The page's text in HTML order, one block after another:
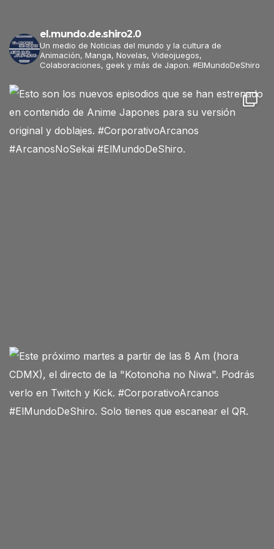
el.mundo.de.shiro2.0
Un medio de Noticias del mundo y la cultura de
Animación, Manga, Novelas, Videojuegos,
Colaboraciones, geek y más de Japon. #ElMundoDeShiro